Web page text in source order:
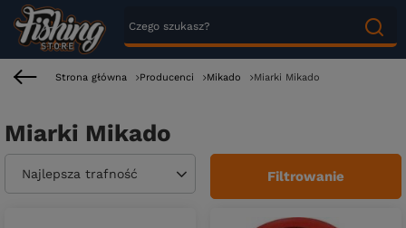
Strona główna Producenci Mikado Miarki Mikado
Miarki Mikado
Zmień sortowanie
Najlepsza trafność Filtrowanie